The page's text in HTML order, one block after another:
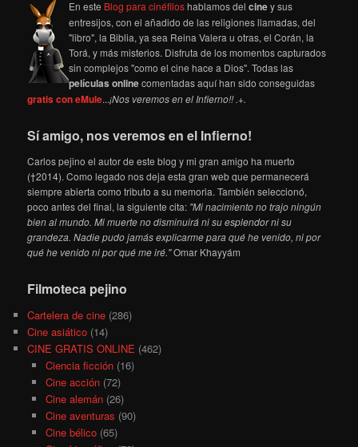
En este Blog para cinéfiloshablamos delciney sus
entresijos, con el añadido de las religiones llamadas, del
"libro", la Biblia, ya sea Reina Valera u otras, el Corán, la
Torá, y más misterios. Disfruta de los momentos capturados
sin complejos "como el cine hace a Dios". Todas las
películas onlinecomentadas aquí han sido conseguidas
gratis con eMule...¡Nos veremos en el Infierno!! .+.
Sí amigo, nos veremos en el Infierno!
Carlos pejino el autor de este blog y mi gran amigo ha muerto
(†2014). Como legado nos deja esta gran web que permanecerá
siempre abierta como tributo a su memoria. También seleccionó,
poco antes del final, la siguiente cita: "Mi nacimiento no trajo ningún
bien al mundo. Mi muerte no disminuirá ni su esplendor ni su
grandeza. Nadie pudo jamás explicarme para qué he venido, ni por
qué he venido ni por qué me iré."Omar Khayyám
Filmoteca pejino
Cartelera de cine (286)
Cine asiático (14)
CINE GRATIS ONLINE (462)
Ciencia ficción(16)
Cine acción(72)
Cine alemán(26)
Cine aventuras (90)
Cine bélico(65)